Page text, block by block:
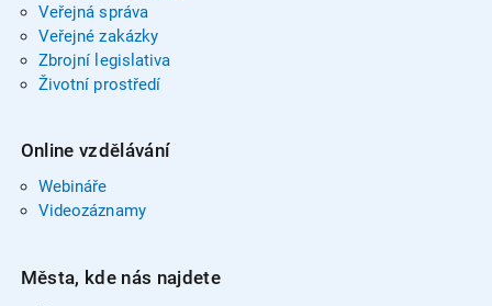
Veřejná správa
Veřejné zakázky
Zbrojní legislativa
Životní prostředí
Online vzdělávání
Webináře
Videozáznamy
Města, kde nás najdete